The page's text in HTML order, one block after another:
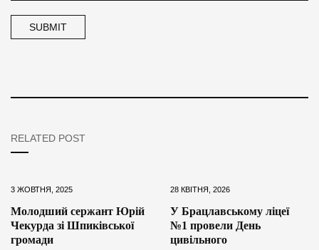
RELATED POST
3 ЖОВТНЯ, 2025
Молодший сержант Юрій
Чекурда зі Шпиківської
громади
28 КВІТНЯ, 2026
У Брацлавському ліцеї
№1 провели День
цивільного